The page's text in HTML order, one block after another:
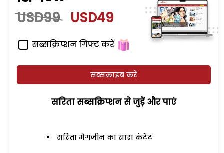
USD99 USD49
सब्सक्रिप्शन गिफ्ट करें
सब्सक्राइब करें
सरिता सब्सक्रिप्शन से जुड़ेें और पाएं
सरिता मैगजीन का सारा कंटेंट